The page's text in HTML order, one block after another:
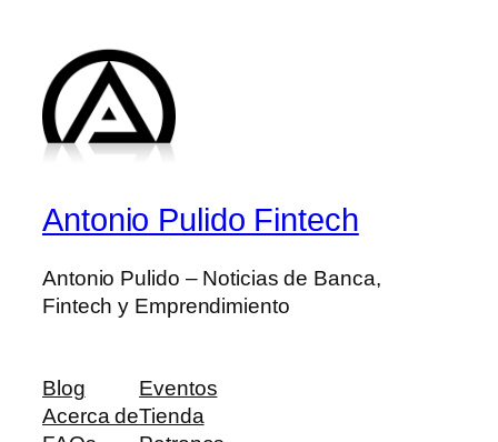
Antonio Pulido Fintech
Antonio Pulido – Noticias de Banca,
Fintech y Emprendimiento
Blog
Acerca de
Eventos
Tienda